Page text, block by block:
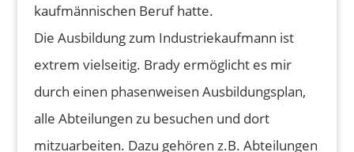
kaufmännischen Beruf hatte.
Die Ausbildung zum Industriekaufmann ist
extrem vielseitig. Brady ermöglicht es mir
durch einen phasenweisen Ausbildungsplan,
alle Abteilungen zu besuchen und dort
mitzuarbeiten. Dazu gehören z.B. Abteilungen